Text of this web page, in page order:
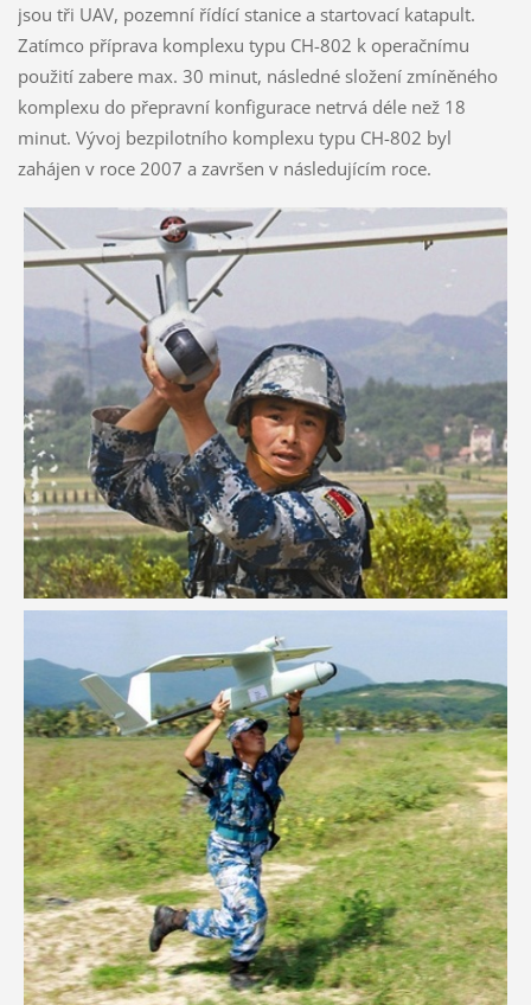
jsou tři UAV, pozemní řídící stanice a startovací katapult.
Zatímco příprava komplexu typu CH-802 k operačnímu
použití zabere max. 30 minut, následné složení zmíněného
komplexu do přepravní konfigurace netrvá déle než 18
minut. Vývoj bezpilotního komplexu typu CH-802 byl
zahájen v roce 2007 a završen v následujícím roce.